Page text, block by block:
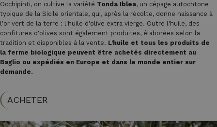
Occhipinti, on cultive la variété Tonda Iblea, un cépage autochtone
typique de la Sicile orientale, qui, après la récolte, donne naissance à
l'or vert de la terre : l'huile d'olive extra vierge. Outre l'huile, des
confitures d'olives sont également produites, élaborées selon la
tradition et disponibles à la vente. L'huile et tous les produits de
la ferme biologique peuvent être achetés directement au
Baglio ou expédiés en Europe et dans le monde entier sur
demande.
ACHETER